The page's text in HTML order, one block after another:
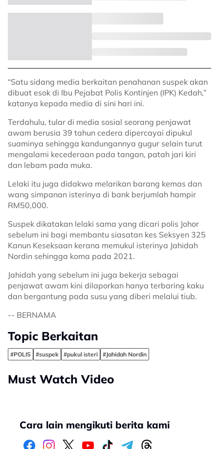
“Satu sidang media berkaitan penahanan suspek akan
dibuat esok di Ibu Pejabat Polis Kontinjen (IPK) Kedah,”
katanya kepada media di sini hari ini.
Terdahulu, tular di media sosial seorang penjawat
awam berusia 39 tahun cedera dipercayai dipukul
suaminya sehingga kandungannya gugur selain turut
mengalami kecederaan pada tangan, patah jari kiri
dan lebam pada muka.
Lelaki itu juga didakwa melarikan barang kemas dan
wang simpanan isterinya di bank berjumlah hampir
RM50,000.
Suspek dikatakan lelaki sama yang dicari polis Johor
sebelum ini bagi membantu siasatan kes Seksyen 325
Kanun Keseksaan kerana memukul isterinya Jahidah
Nordin sehingga koma pada 2021.
Jahidah yang sebelum ini juga bekerja sebagai
penjawat awam kini dilaporkan hanya terbaring kaku
dan bergantung pada susu yang diberi melalui tiub.
-- BERNAMA
Topic Berkaitan
#POLIS #suspek #pukul isteri #Jahidah Nordin
Must Watch Video
Cara lain mengikuti berita kami